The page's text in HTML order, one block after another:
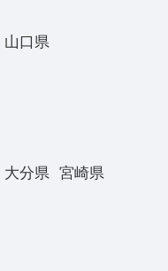
山口県
大分県
宮崎県